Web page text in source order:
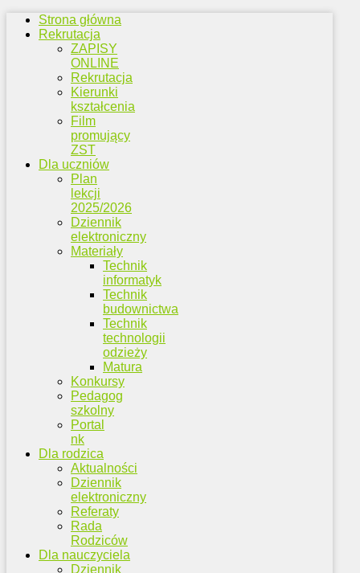
Strona główna
Rekrutacja
ZAPISY
ONLINE
Rekrutacja
Kierunki
kształcenia
Film
promujący
ZST
Dla uczniów
Plan
lekcji
2025/2026
Dziennik
elektroniczny
Materiały
Technik
informatyk
Technik
budownictwa
Technik
technologii
odzieży
Matura
Konkursy
Pedagog
szkolny
Portal
nk
Dla rodzica
Aktualności
Dziennik
elektroniczny
Referaty
Rada
Rodziców
Dla nauczyciela
Dziennik